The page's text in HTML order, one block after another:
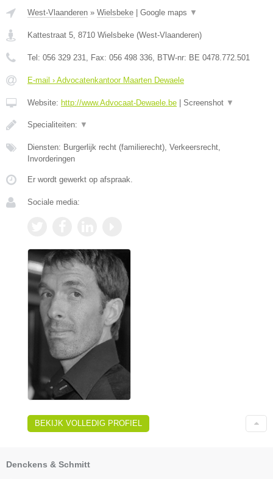
West-Vlaanderen » Wielsbeke Google maps ▼
Kattestraat 5, 8710 Wielsbeke (West-Vlaanderen)
Tel: 056 329 231, Fax: 056 498 336, BTW-nr: BE 0478.772.501
E-mail › Advocatenkantoor Maarten Dewaele
Website: http://www.Advocaat-Dewaele.be Screenshot ▼
Specialiteiten: ▼
Diensten: Burgerlijk recht (familierecht), Verkeersrecht,
Invorderingen
Er wordt gewerkt op afspraak.
Sociale media:
BEKIJK VOLLEDIG PROFIEL
Denckens & Schmitt